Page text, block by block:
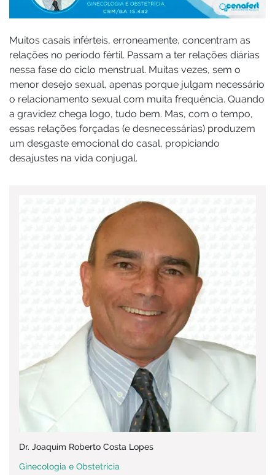
Muitos casais inférteis, erroneamente, concentram as
relações no período fértil. Passam a ter relações diárias
nessa fase do ciclo menstrual. Muitas vezes, sem o
menor desejo sexual, apenas porque julgam necessário
o relacionamento sexual com muita frequência. Quando
a gravidez chega logo, tudo bem. Mas, com o tempo,
essas relações forçadas (e desnecessárias) produzem
um desgaste emocional do casal, propiciando
desajustes na vida conjugal.
Dr. Joaquim Roberto Costa Lopes
Ginecologia e Obstetrícia